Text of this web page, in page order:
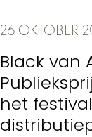
26 OKTOBER
Black van
het